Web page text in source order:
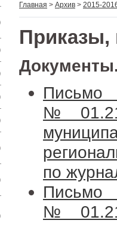
Главная > Архив > 2015-
Приказы,
по